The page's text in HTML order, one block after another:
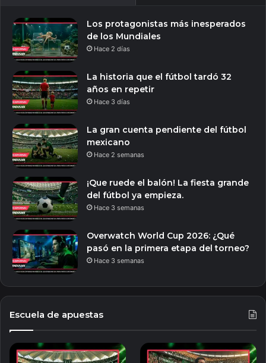
Los protagonistas más inesperados
de los Mundiales
Hace 2 días
La historia que el fútbol tardó 32
años en repetir
Hace 3 días
La gran cuenta pendiente del fútbol
mexicano
Hace 2 semanas
¡Que ruede el balón! La fiesta grande
del fútbol ya empieza.
Hace 3 semanas
Overwatch World Cup 2026: ¿Qué
pasó en la primera etapa del torneo?
Hace 3 semanas
Escuela de apuestas